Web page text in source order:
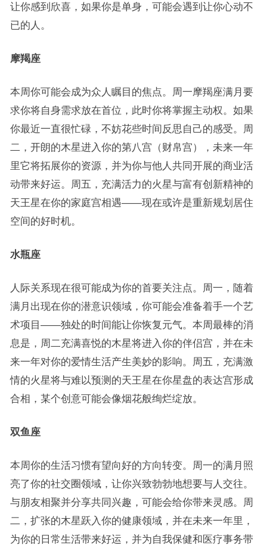
让你感到欣喜，如果你是单身，可能会遇到让你心动不
已的人。
摩羯座
本周你可能会成为众人瞩目的焦点。周一摩羯座满月要
求你将自身需求放在首位，此时你将掌握主动权。如果
你最近一直很忙碌，不妨花些时间反思自己的感受。周
二，开朗的木星进入你的第八宫（财帛宫），未来一年
里它将拓展你的资源，并为你与他人共同开展的商业活
动带来好运。周五，充满活力的火星与富有创新精神的
天王星在你的家庭宫相遇——现在或许是重新规划居住
空间的好时机。
水瓶座
人际关系现在很可能成为你的首要关注点。周一，随着
满月出现在你的潜意识领域，你可能会准备着手一个艺
术项目——独处的时间能让你恢复元气。本周最棒的消
息是，周二充满喜悦的木星将进入你的伴侣宫，并在未
来一年对你的爱情生活产生美妙的影响。周五，充满激
情的火星将与难以预测的天王星在你星盘的表达宫形成
合相，某个创意可能会像烟花般绚烂绽放。
双鱼座
本周你的生活习惯有望向好的方向转变。周一的满月照
亮了你的社交圈领域，让你兴致勃勃地想要与人交往。
与朋友相聚并分享共同兴趣，可能会给你带来灵感。周
二，扩张的木星跃入你的健康领域，并在未来一年里，
为你的日常生活带来好运，并为自我保健和医疗事务带